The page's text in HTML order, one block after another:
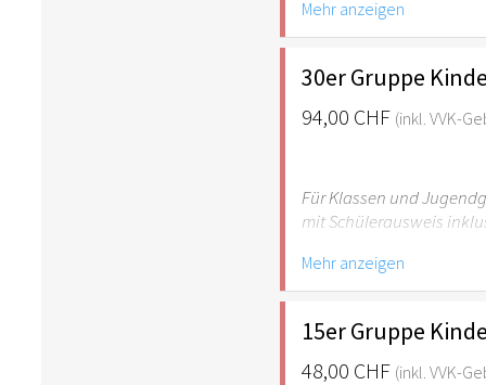
empfehlenswert.
Mehr anzeigen
30er Gruppe
94,00 CHF (inkl. VVK-
Für Klassen und
mit Schülerausweis
Hinweis: Für Kinder
empfehlenswert.
Mehr anzeigen
15er Gruppe
48,00 CHF (inkl. VVK-